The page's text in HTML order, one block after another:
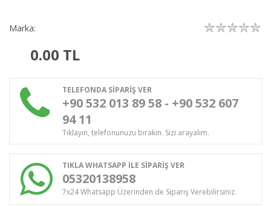
Marka:
0.00 TL
TELEFONDA SİPARİŞ VER
+90 532 013 89 58 - +90 532 607
94 11
Tıklayın, telefonunuzu bırakın. Sizi arayalım.
TIKLA WHATSAPP İLE SİPARİŞ VER
05320138958
7x24 Whatsapp Üzerinden de Sipariş Verebilirsiniz.